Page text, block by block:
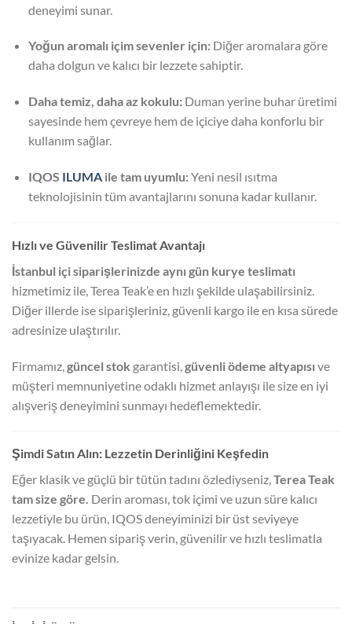
deneyimi sunar.
Yoğun aromalı içim sevenler için:Diğer aromalara göre
daha dolgun ve kalıcı bir lezzete sahiptir.
Daha temiz, daha az kokulu:Duman yerine buhar üretimi
sayesinde hem çevreye hem de içiciye daha konforlu bir
kullanım sağlar.
IQOS ILUMAile tam uyumlu:Yeni nesil ısıtma
teknolojisinin tüm avantajlarını sonuna kadar kullanır.
Hızlı ve Güvenilir Teslimat Avantajı
İstanbul içi siparişlerinizde aynı gün kurye teslimatı
hizmetimiz ile, Terea Teak’e en hızlı şekilde ulaşabilirsiniz.
Diğer illerde ise siparişleriniz, güvenli kargo ile en kısa sürede
adresinize ulaştırılır.
Firmamız, güncel stok garantisi, güvenli ödeme altyapısı ve
müşteri memnuniyetine odaklı hizmet anlayışı ile size en iyi
alışveriş deneyimini sunmayı hedeflemektedir.
Şimdi Satın Alın: Lezzetin Derinliğini Keşfedin
Eğer klasik ve güçlü bir tütün tadını özlediyseniz,Terea Teak
tam size göre. Derin aroması, tok içimi ve uzun süre kalıcı
lezzetiyle bu ürün, IQOS deneyiminizi bir üst seviyeye
taşıyacak. Hemen sipariş verin, güvenilir ve hızlı teslimatla
evinize kadar gelsin.